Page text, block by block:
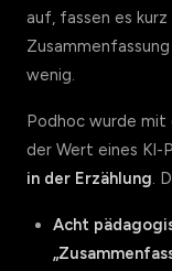
auf, fassen es
wenig.
Podhoc wurde
der Wert eines KI-
in der Erzählung.
Acht